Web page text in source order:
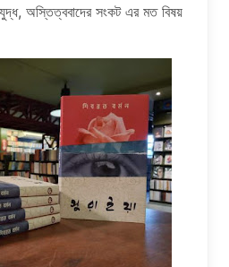
যুদ্ধ, অস্তিত্ববাদের সংকট এর মত বিষয়